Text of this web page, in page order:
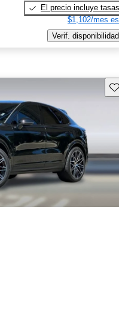
El precio incluye tasas
$1,102/mes
Verif. disponibilidad